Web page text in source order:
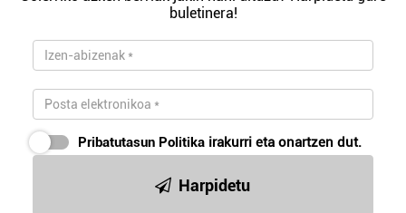
buletinera!
Pribatutasun Politika irakurri eta onartzen dut.
Harpidetu